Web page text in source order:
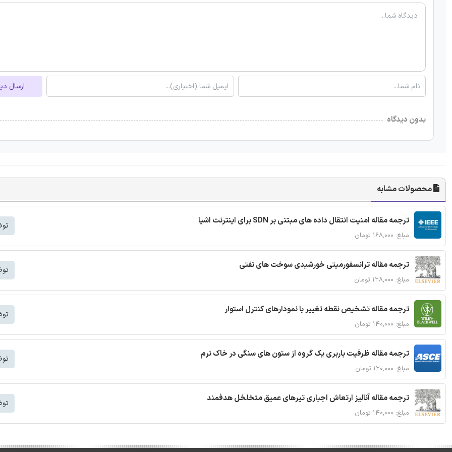
ارسال
بدون دیدگاه
محصولات مشابه
ترجمه مقاله امنیت انتقال داده های مبتنی بر SDN برای اینترنت اشیا
مبلغ: ۱۶۸,۰۰۰ تومان
ترجمه مقاله ترانسفورمیتی خورشیدی سوخت های نفتی
مبلغ: ۱۲۸,۰۰۰ تومان
ترجمه مقاله تشخیص نقطه تغییر با نمودارهای کنترل استوار
مبلغ: ۱۴۰,۰۰۰ تومان
ترجمه مقاله ظرفیت باربری یک گروه از ستون های سنگی در خاک نرم
مبلغ: ۱۲۰,۰۰۰ تومان
ترجمه مقاله آنالیز ارتعاش اجباری تیرهای عمیق متخلخل هدفمند
مبلغ: ۱۴۰,۰۰۰ تومان